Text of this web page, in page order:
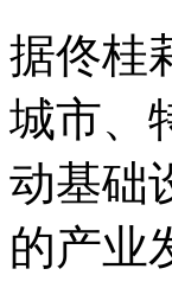
据佟桂
城市、
动基础
的产业